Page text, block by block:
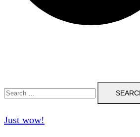
Search
for:
Just wow!